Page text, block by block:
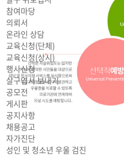
참여마당
의뢰서
온라인 상담
교육신청(단체)
교육신청(상시)
행사신청
살구엽서 보내기
공모전
게시판
공지사항
채용공고
자가진단
성인 및 청소년 우울 검진